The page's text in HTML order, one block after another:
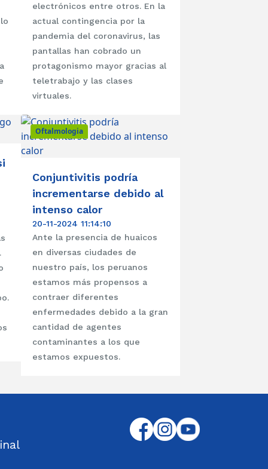
electrónicos entre otros. En la
actual contingencia por la
pandemia del coronavirus, las
pantallas han cobrado un
protagonismo mayor gracias al
teletrabajo y las clases
virtuales.
Oftalmologia
Conjuntivitis podría
incrementarse debido al
intenso calor
20-11-2024 11:14:10
Ante la presencia de huaicos
en diversas ciudades de
nuestro país, los peruanos
estamos más propensos a
contraer diferentes
enfermedades debido a la gran
cantidad de agentes
contaminantes a los que
estamos expuestos.